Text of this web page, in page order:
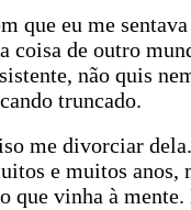
que eu me
coisa de outro
não quis
truncado.
me divorciar dela.
e muitos
que vinha à